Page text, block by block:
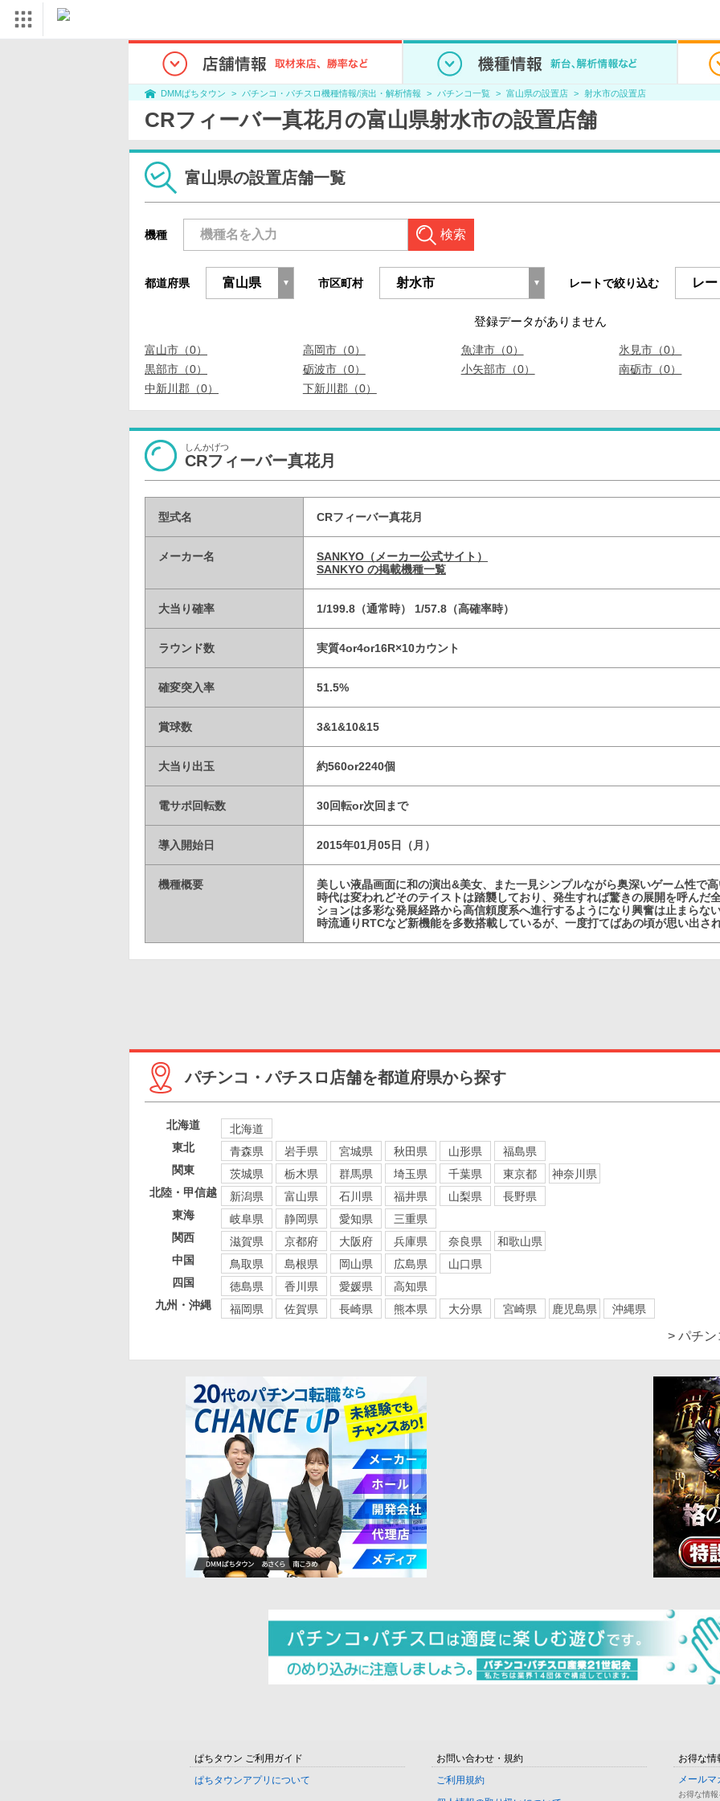
DMMぱちタウン パチンコ・パチスロ機種情報/演出・解析情報 パチンコ一覧 富山県の設置店 射水市の設置店
CRフィーバー真花月の富山県射水市の設置店舗
富山県の設置店舗一覧
機種 検索
都道府県 市区町村 レートで絞り込む
登録データがありません
富山市（0） 高岡市（0） 魚津市（0） 氷見市（0）
黒部市（0）
砺波市（0） 小矢部市（0） 南砺市（0）
中新川郡（0）
下新川郡（0）
しんかげつ
CRフィーバー真花月
型式名 CRフィーバー真花月
メーカー名
SANKYO（メーカー公式サイト）
SANKYO の掲載機種一覧
大当り確率 1/199.8（通常時） 1/57.8（高確率時）
ラウンド数 実質4or4or16R×10カウント
確変突入率 51.5%
賞球数 3&1&10&15
大当り出玉 約560or2240個
電サポ回転数 30回転or次回まで
導入開始日 2015年01月05日（月）
機種概要
美しい液晶画面に和の演出&美女、また一見シンプルながら奥深いゲーム性で高
時代は変われどそのテイストは踏襲しており、発生すれば驚きの展開を呼んだ
ションは多彩な発展経路から高信頼度系へ進行するようになり興奮は止まらな
時流通りRTCなど新機能を多数搭載しているが、一度打てばあの頃が思い出され
パチンコ・パチスロ店舗を都道府県から探す
北海道
北海道
東北
青森県 岩手県 宮城県 秋田県 山形県
福島県
関東
茨城県 栃木県 群馬県 埼玉県 千葉県 東京都
神奈川県
北陸・甲信越
新潟県 富山県 石川県 福井県 山梨県
長野県
東海
岐阜県 静岡県 愛知県
三重県
関西
滋賀県 京都府 大阪府 兵庫県 奈良県
和歌山県
中国
鳥取県 島根県 岡山県 広島県
山口県
四国
徳島県 香川県 愛媛県
高知県
九州・沖縄
福岡県 佐賀県 長崎県 熊本県 大分県 宮崎県 鹿児島県 沖縄県
> パチ
ぱちタウン ご利用ガイド
ぱちタウンアプリについて
お問い合わせ・規約
ご利用規約
お得な情
メールマ
お得な情報